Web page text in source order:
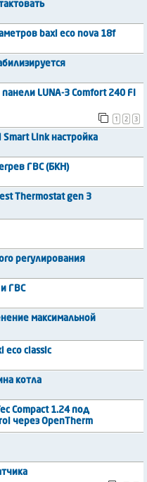
baxi eco nova 18f
LUNA-3 Comfort 240 FI
1
2 3
Smart Link настройка
ГВС (БКН)
Thermostat gen 3
регулирования
ГВС
максимальной
eco classic
котла
Compact 1.24 под
через OpenTherm